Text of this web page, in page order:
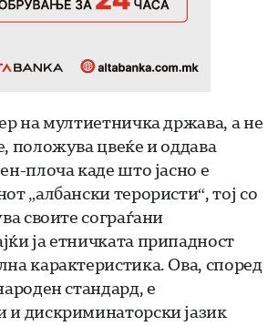
на мултиетничка држава, а не
положува цвеќе и оддава
плоча каде што јасно е
„албански терористи“, тој со
своите сограѓани
ја етничката припадност
карактеристика. Ова, според
стандард, е
дискриминаторски јазик